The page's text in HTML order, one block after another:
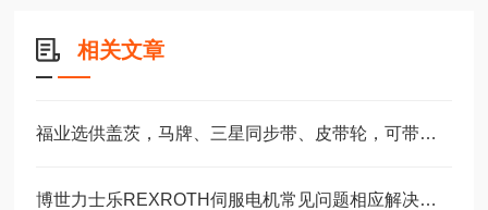
相关文章
福业选供盖茨，马牌、三星同步带、皮带轮，可带图纸加工定制。
博世力士乐REXROTH伺服电机常见问题相应解决方法分享